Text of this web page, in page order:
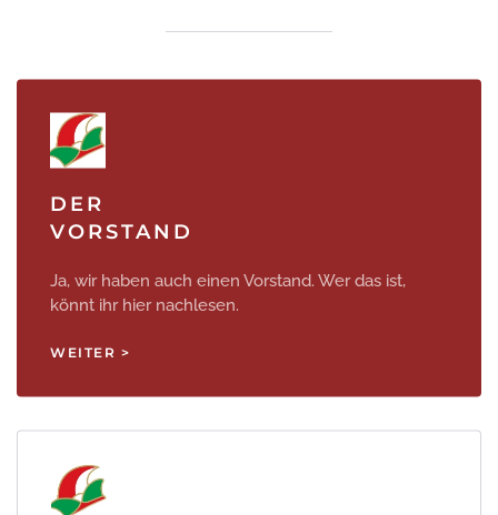
DER
VORSTAND
Ja, wir haben auch einen Vorstand. Wer das ist,
könnt ihr hier nachlesen.
WEITER >